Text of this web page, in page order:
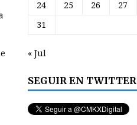
24 25 26 27
31
« Jul
SEGUIR EN TWITTER